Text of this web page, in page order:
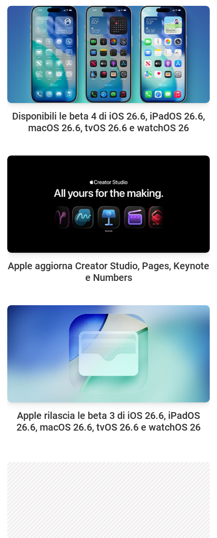
Disponibili le beta 4 di iOS 26.6, iPadOS 26.6,
macOS 26.6, tvOS 26.6 e watchOS 26
Apple aggiorna Creator Studio, Pages, Keynote
e Numbers
Apple rilascia le beta 3 di iOS 26.6, iPadOS
26.6, macOS 26.6, tvOS 26.6 e watchOS 26